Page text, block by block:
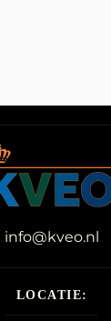
info@kveo.nl
LOCATIE: